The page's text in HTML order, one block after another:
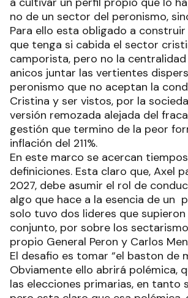
no de un sector del peronismo,
Para ello esta obligado a construir
que tenga si cabida el sector
camporista, pero no la
anicos juntar las vertientes
peronismo que no aceptan la
Cristina y ser vistos, por la
versión remozada alejada del
gestión que termino de la peor
inflación del 211%.
En este marco se acercan
definiciones. Esta claro que, Axel
2027, debe asumir el rol de
algo que hace a la esencia de un
solo tuvo dos lideres que
conjunto, por sobre los
propio General Peron y Carlos
El desafio es tomar “el baston de
Obviamente ello abrirá polémica,
las elecciones primarias, en tanto